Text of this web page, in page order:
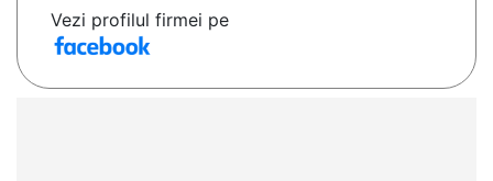
Vezi profilul firmei pe